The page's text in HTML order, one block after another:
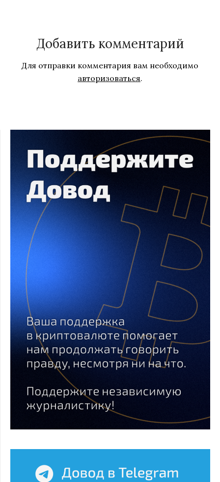
Добавить комментарий
Для отправки комментария вам необходимо
авторизоваться.